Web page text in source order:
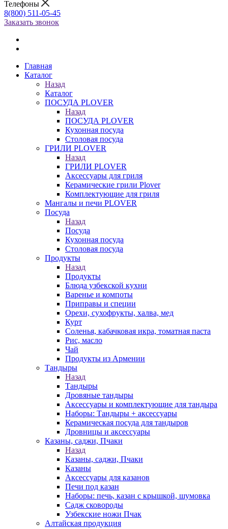
Телефоны
8(800) 511-05-45
Заказать звонок
Главная
Каталог
Назад
Каталог
ПОСУДА PLOVER
Назад
ПОСУДА PLOVER
Кухонная посуда
Столовая посуда
ГРИЛИ PLOVER
Назад
ГРИЛИ PLOVER
Аксессуары для гриля
Керамические грили Plover
Комплектующие для гриля
Мангалы и печи PLOVER
Посуда
Назад
Посуда
Кухонная посуда
Столовая посуда
Продукты
Назад
Продукты
Блюда узбекской кухни
Варенье и компоты
Приправы и специи
Орехи, сухофрукты, халва, мед
Курт
Соленья, кабачковая икра, томатная паста
Рис, масло
Чай
Продукты из Армении
Тандыры
Назад
Тандыры
Дровяные тандыры
Аксессуары и комплектующие для тандыра
Наборы: Тандыры + аксессуары
Керамическая посуда для тандыров
Дровницы и аксессуары
Казаны, саджи, Пчаки
Назад
Казаны, саджи, Пчаки
Казаны
Аксессуары для казанов
Печи под казан
Наборы: печь, казан с крышкой, шумовка
Садж сковороды
Узбекские ножи Пчак
Алтайская продукция